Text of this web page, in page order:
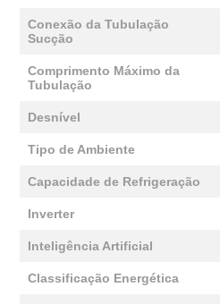
Conexão da Tubulação
Sucção
Comprimento Máximo da
Tubulação
Desnível
Tipo de Ambiente
Capacidade de Refrigeração
Inverter
Inteligência Artificial
Classificação Energética